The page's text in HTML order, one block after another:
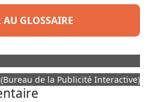
AU GLOSSAIRE
de la Publicité Interactive)